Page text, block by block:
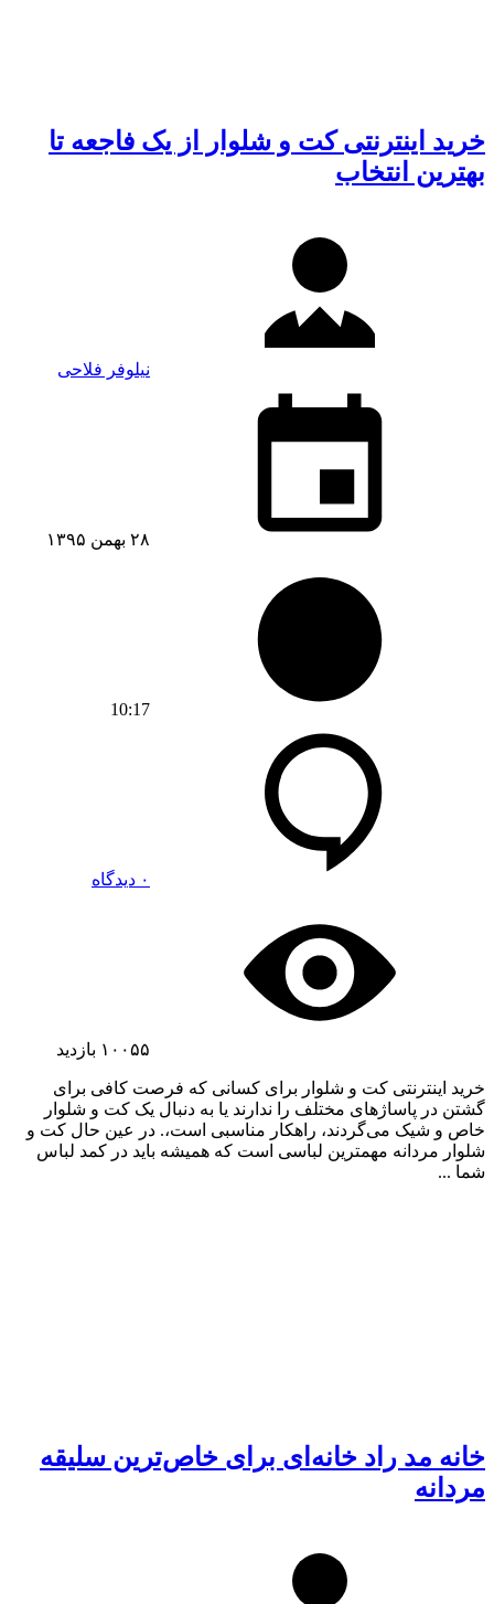
خرید اینترنتی کت و شلوار از یک فاجعه تا
بهترین انتخاب
نیلوفر فلاحی
۲۸ بهمن ۱۳۹۵
10:17
۰ دیدگاه
۱۰۰۵۵ بازدید
خرید اینترنتی کت و شلوار برای کسانی که فرصت کافی برای
گشتن در پاساژهای مختلف را ندارند یا به دنبال یک کت و شلوار
خاص و شیک می‌گردند، راهکار مناسبی است،. در عین حال کت و
شلوار مردانه مهمترین لباسی است که همیشه باید در کمد لباس
شما ...
خانه مد راد خانه‌ای برای خاص‌ترین سلیقه
مردانه